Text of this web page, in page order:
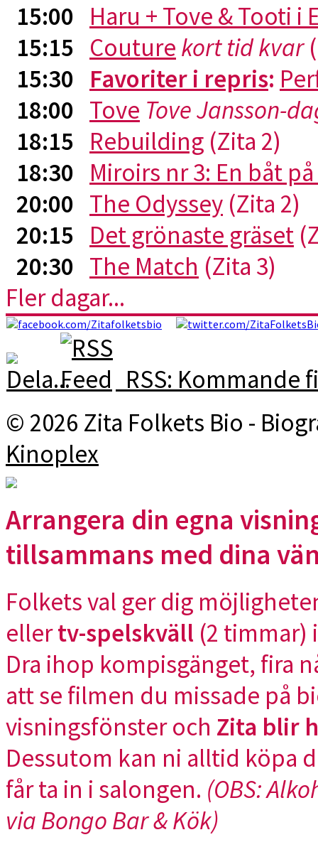
15:00 Haru + Tove & Tooti i
15:15 Couture kort tid kvar
15:30 Favoriter i repris:
18:00 Tove Tove Jansson-
18:15 Rebuilding (Zita 2)
18:30 Miroirs nr 3: En båt
20:00 The Odyssey (Zita 2)
20:15 Det grönaste gräset
20:30 The Match (Zita 3)
Fler dagar...
RSS: Kommande
© 2026 Zita Folkets Bio -
Kinoplex
Arrangera din egna
tillsammans med dina
Folkets val ger dig
ellertv-spelskväll (2 timmar)
Dra ihop kompisgänget, fira
att se filmen du missade på
visningsfönster och Zita blir
Dessutom kan ni alltid köpa
får ta in i salongen. (OBS:
via Bongo Bar & Kök)